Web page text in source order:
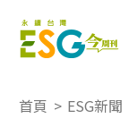
首頁 > ESG新聞